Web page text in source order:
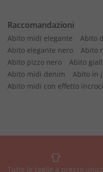
Raccomandazioni
Abito midi elegante
Abito
Abito elegante nero
Abito
Abito pizzo nero
Abito
Abito midi denim
Abito in
Abito midi con effetto
Tutte le taglie a prezzo